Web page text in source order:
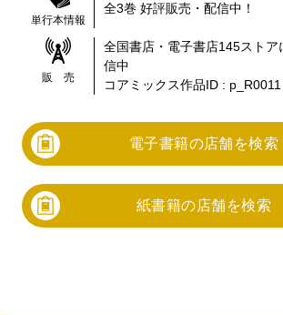
単行本情報
全3巻 好評販売・配信中！
販 売
全国書店・電子書店145ストア
信中
コアミックス作品ID : p_R0011
電子書籍の店舗を検索
紙書籍の店舗を検索